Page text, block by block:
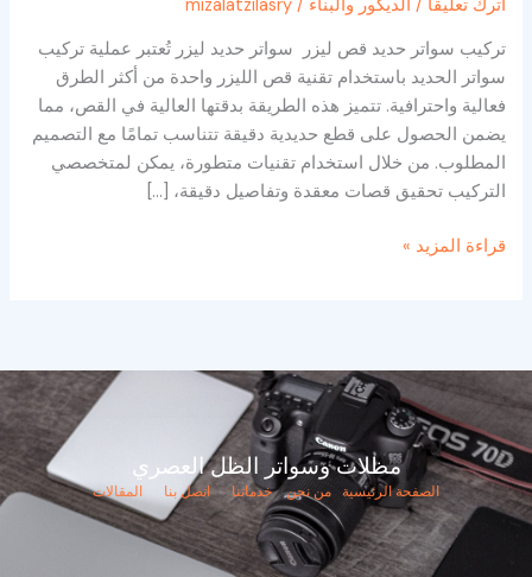
اترك تعليقاً / الديكور والبناء /
mizalatzilasry
تركيب سواتر حديد قص ليزر سواتر حديد ليزر تُعتبر عملية تركيب
سواتر الحديد باستخدام تقنية قص الليزر واحدة من أكثر الطرق
فعالية واحترافية. تتميز هذه الطريقة بدقتها العالية في القص، مما
يضمن الحصول على قطع حديدية دقيقة تتناسب تمامًا مع التصميم
المطلوب. من خلال استخدام تقنيات متطورة، يمكن لمتخصصي
التركيب تحقيق قصات معقدة وتفاصيل دقيقة، […]
قراءة المزيد »
مظلات وسواتر الظل العصري
الصفحة الرئيسية من نحن خدماتنا اتصل بنا المقالات